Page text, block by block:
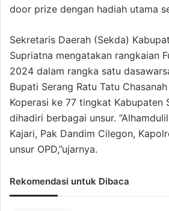
door prize dengan hadiah utama
Sekretaris Daerah (Sekda)
Supriatna mengatakan rangkaian
2024 dalam rangka satu
Bupati Serang Ratu Tatu
Koperasi ke 77 tingkat Kabupaten
dihadiri berbagai unsur.
Kajari, Pak Dandim Cilegon,
unsur OPD,”ujarnya.
Rekomendasi untuk Dibaca